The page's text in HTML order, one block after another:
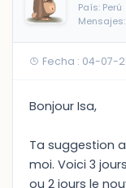
País: Perú
Mensajes:
Fecha : 04-07-
Bonjour Isa,
Ta suggestion
moi. Voici 3
ou 2 jours le